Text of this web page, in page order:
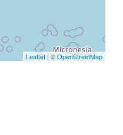
Leaflet | ©OpenStreetMap